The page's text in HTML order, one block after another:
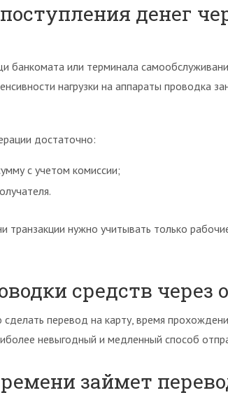
денег
банкомата или терминала
нагрузки на аппараты проводка
достаточно:
с учетом комиссии;
транзакции нужно учитывать только
средств через
перевод на карту, время
невыгодный и медленный способ
займет